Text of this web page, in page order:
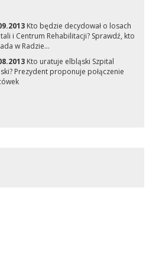
Kto będzie decydował o losach
i Centrum Rehabilitacji? Sprawdź, kto
w Radzie...
Kto uratuje elbląski Szpital
Prezydent proponuje połączenie